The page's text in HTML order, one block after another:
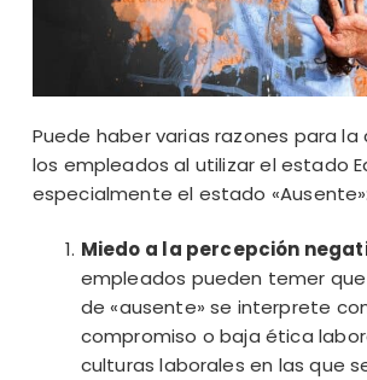
Puede haber varias razones para la
los empleados al utilizar el estado
especialmente el estado «Ausente»:
Miedo a la percepción
empleados pueden temer
de «ausente» se interprete
compromiso o baja ética
culturas laborales en las que